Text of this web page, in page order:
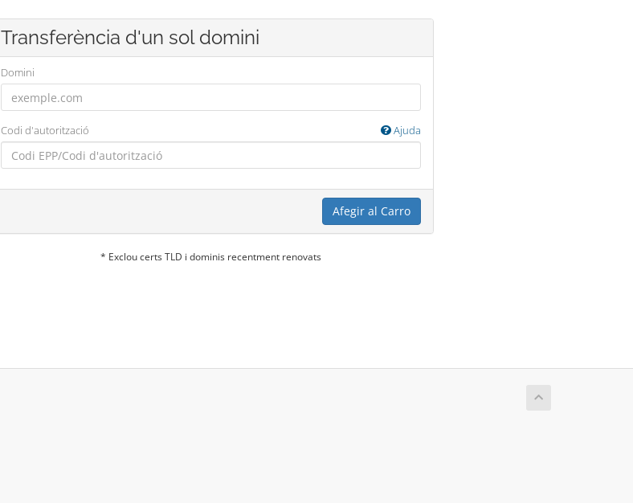
Transferència d'un sol domini
Domini
Codi d'autorització Ajuda
Afegir al Carro
* Exclou certs TLD i dominis recentment renovats